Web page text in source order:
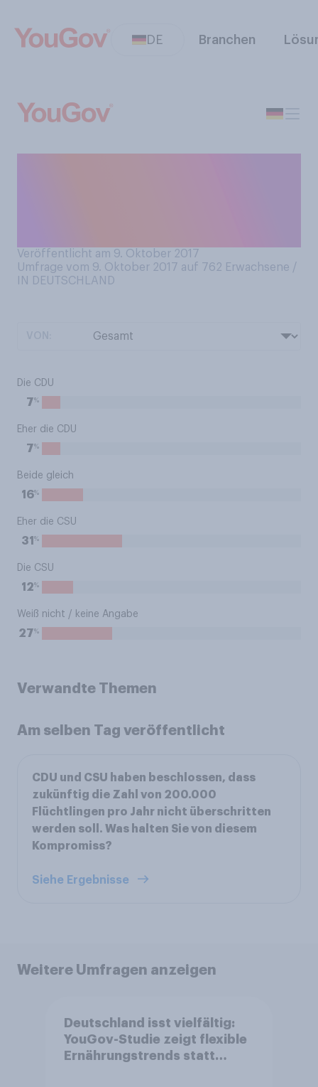
DE Branchen
Veröffentlicht am 9. Oktober 2017
Umfrage vom 9. Oktober 2017 auf 762 Erwachsene /
IN DEUTSCHLAND
Die CDU
7%
Eher die CDU
7%
Beide gleich
16%
Eher die CSU
31 %
Die CSU
12%
Weiß nicht / keine Angabe
27%
Verwandte Themen
Am selben Tag veröffentlicht
CDU und CSU haben beschlossen, dass
zukünftig die Zahl von 200.000
Flüchtlingen pro Jahr nicht überschritten
werden soll. Was halten Sie von diesem
Kompromiss?
Siehe Ergebnisse
Weitere Umfragen anzeigen
Deutschland isst vielfältig:
YouGov-Studie zeigt flexible
Ernährungstrends statt